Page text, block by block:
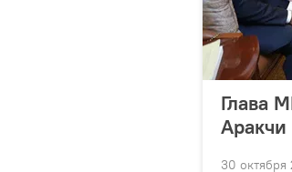
Глава
Аракчи
30